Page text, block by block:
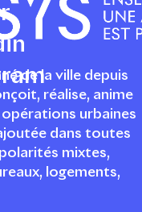
de la ville depuis
réalise, anime
opérations urbaines
dans toutes
mixtes,
logements,